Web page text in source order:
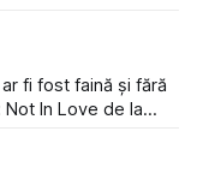
că potăile
făcut între timp
trece prin
fi fost faină și fără
In Love de la
faine (păcat că s-
duo era cam